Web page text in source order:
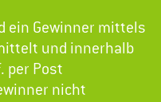
ein Gewinner mittels
und innerhalb
per Post
nicht